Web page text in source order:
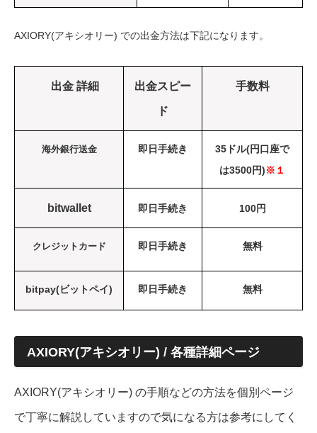
AXIORY(アキシオリー) での出金方法は下記になります。
出金 詳細 出金スピー
ド
手数料
海外銀行送金 即日手続き
35ドル(円口座で
は3500円)※１
bitwallet 即日手続き 100円
クレジットカード 即日手続き 無料
bitpay(ビットペイ) 即日手続き 無料
AXIORY(アキシオリー) / 各種詳細ページ
AXIORY(アキシオリー) の手順などの方法を個別ページ
で丁寧に解説していますので気になる方は参考にしてく